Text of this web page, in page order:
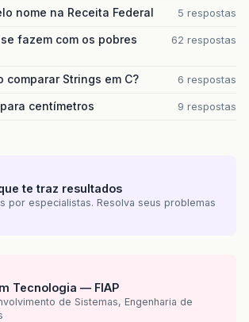
nome na Receita Federal 5 respostas
fazem com os pobres
62 respostas
comparar Strings em C? 6 respostas
centímetros 9 respostas
te traz resultados
por especialistas. Resolva seus problemas
Tecnologia — FIAP
de Sistemas, Engenharia de